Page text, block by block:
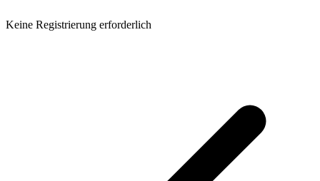
Keine Registrierung erforderlich